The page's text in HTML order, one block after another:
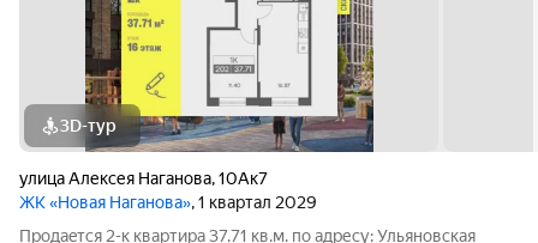
3D-тур
улица Алексея Наганова,10Ак7
ЖК «Новая Наганова», 1 квартал 2029
Продаeтся 2-к квартира 37.71 кв.м. пo адpесу: Ульяновская